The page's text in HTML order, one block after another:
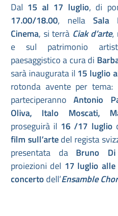
Dal 15 al 17 luglio, di
17.00/18.00, nella Sala
Cinema, si terrà Ciak d’arte,
e sul patrimonio
paesaggistico a cura di
sarà inaugurata il 15 luglio
rotonda avente per tema:
parteciperannoAntonio
Oliva, Italo Moscati,
proseguirà il 16 /17 luglio
film sull’artedel regista
presentata da Bruno
proiezioni del 17 luglio
concerto dell’Ensamble